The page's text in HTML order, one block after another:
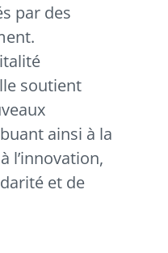
par des
soutient
ainsi à la
l’innovation,
et de